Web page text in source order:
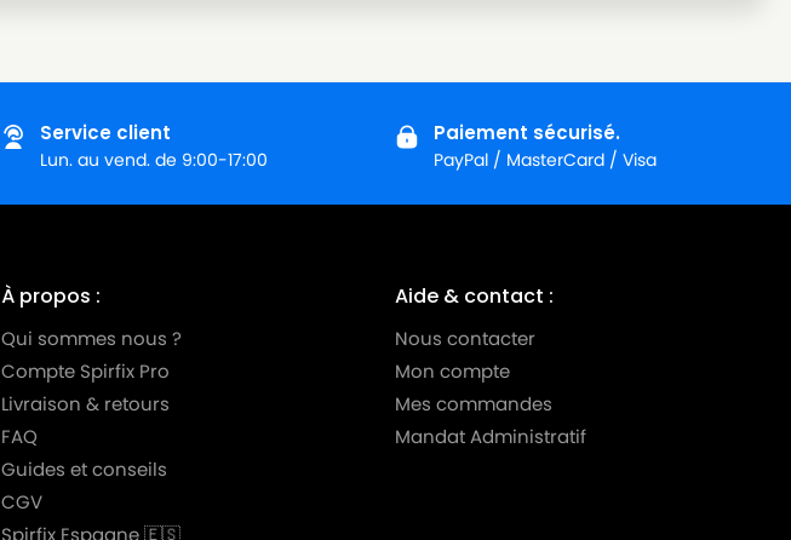
Service client
Lun. au vend. de 9:00-17:00
Paiement sécurisé.
PayPal / MasterCard / Visa
À propos :
Qui sommes nous ?
Compte Spirfix Pro
Livraison & retours
FAQ
Guides et conseils
CGV
Aide & contact :
Nous contacter
Mon compte
Mes commandes
Mandat Administratif